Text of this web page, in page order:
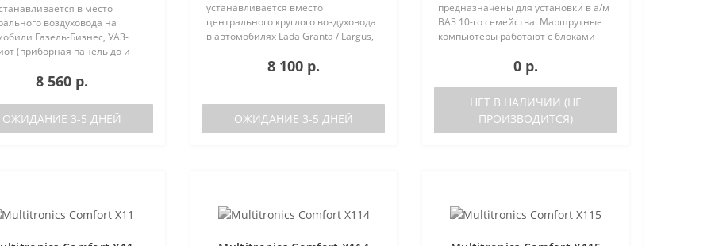
в место
воздуховода на
Газель-Бизнес, УАЗ-
(приборная панель до и
Поддержка двух
(подключается к двум
8 560 р.
ОЖИДАНИЕ 3-5 ДНЕЙ
устанавливается вместо
центрального круглого воздуховода
в автомобилях Lada Granta / Largus,
Nissan Almera, на место
центральной вставки панели
8 100 р.
ОЖИДАНИЕ 3-5 ДНЕЙ
предназначены для установки в а/м
ВАЗ 10-го семейства. Маршрутные
компьютеры работают с блоками
следующих типов: Январь 5.1..
выпуска после 05.2000 года Январь
0 р.
НЕТ В НАЛИЧИИ (НЕ
ПРОИЗВОДИТСЯ)